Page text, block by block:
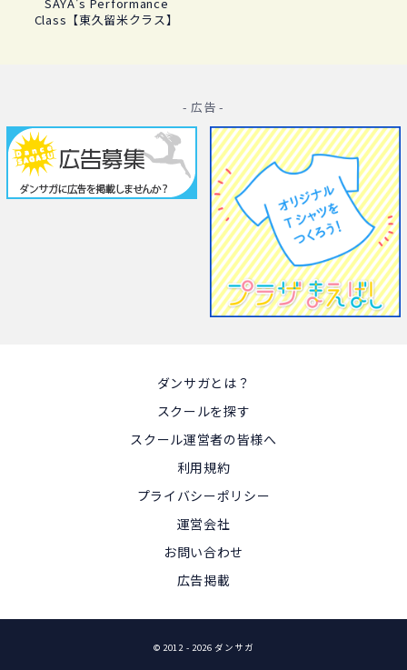
- 広告 -
Class【東久留米クラス】
ダンサガとは？
スクールを探す
スクール運営者の皆様へ
利用規約
プライバシーポリシー
運営会社
お問い合わせ
広告掲載
© 2012 - 2026 ダンサガ